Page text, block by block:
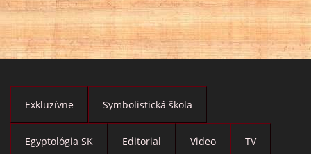
Exkluzívne Symbolistická škola
Egyptológia SK Editorial Video TV